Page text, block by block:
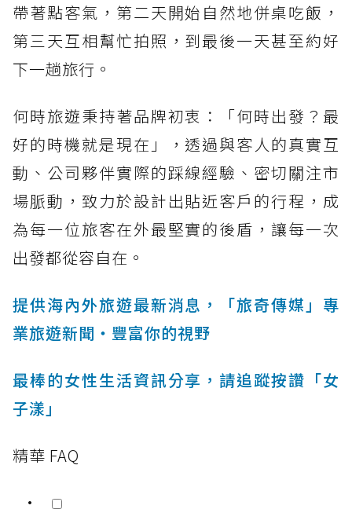
帶著點客氣，第二天開始自然地併桌吃飯，
第三天互相幫忙拍照，到最後一天甚至約好
下一趟旅行。
何時旅遊秉持著品牌初衷：「何時出發？最
好的時機就是現在」，透過與客人的真實互
動、公司夥伴實際的踩線經驗、密切關注市
場脈動，致力於設計出貼近客戶的行程，成
為每一位旅客在外最堅實的後盾，讓每一次
出發都從容自在。
提供海內外旅遊最新消息，「旅奇傳媒」專
業旅遊新聞‧豐富你的視野
最棒的女性生活資訊分享，請追蹤按讚「女
子漾」
精華 FAQ